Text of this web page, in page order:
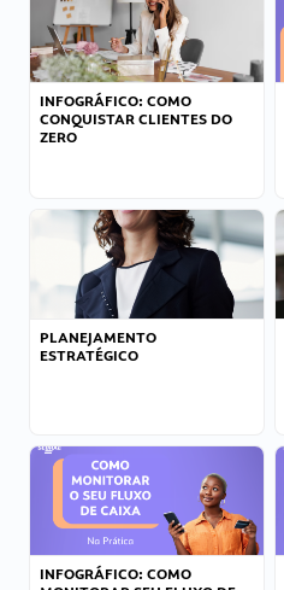
INFOGRÁFICO: COMO
CONQUISTAR CLIENTES DO
ZERO
PLANEJAMENTO
ESTRATÉGICO
INFOGRÁFICO: COMO